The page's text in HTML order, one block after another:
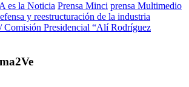
es la Noticia Prensa Minci prensa Multimedio
y reestructuración de la industria
Presidencial “Alí Rodríguez